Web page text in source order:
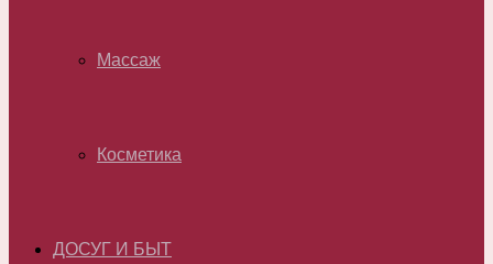
Массаж
Косметика
ДОСУГ И БЫТ